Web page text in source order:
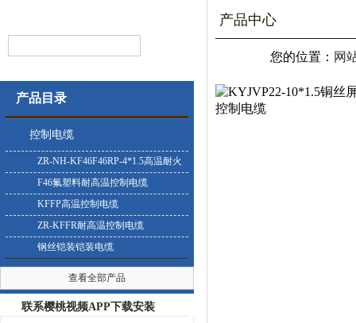
产品目录
控制电缆
ZR-NH-KF46F46RP-4*1.5高温耐火
控制电缆
F46氟塑料耐高温控制电缆
KFFP高温控制电缆
ZR-KFFR耐高温控制电缆
钢丝铠装铠装电缆
查看全部产品
联系樱桃视频APP下载安装
产品中心
您的位置： 网